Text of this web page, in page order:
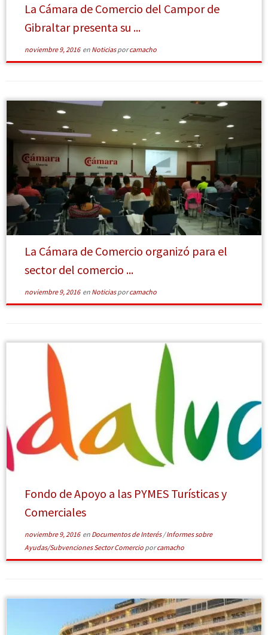
La Cámara de Comercio del Campor de
Gibraltar presenta su ...
noviembre 9, 2016en Noticiasporcamacho
[Leer más]
La Cámara de Comercio organizó para el
sector del comercio ...
noviembre 9, 2016en Noticiasporcamacho
[Leer más]
Fondo de Apoyo a las PYMES Turísticas y
Comerciales
noviembre 9, 2016en Documentos de Interés/Informes sobre
Ayudas/Subvenciones Sector Comercio porcamacho